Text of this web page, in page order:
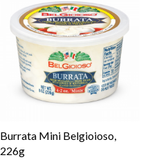
Burrata Mini Belgioioso,
226g